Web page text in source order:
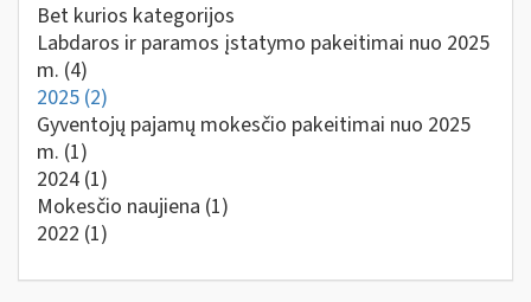
Bet kurios kategorijos
Labdaros ir paramos įstatymo pakeitimai nuo 2025
m. (4)
2025 (2)
Gyventojų pajamų mokesčio pakeitimai nuo 2025
m. (1)
2024 (1)
Mokesčio naujiena (1)
2022 (1)